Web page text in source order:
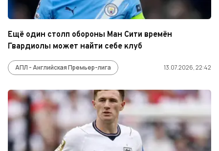
Ещё один столп обороны Ман Сити времён
Гвардиолы может найти себе клуб
АПЛ - Английская Премьер-лига 13.07.2026, 22:42